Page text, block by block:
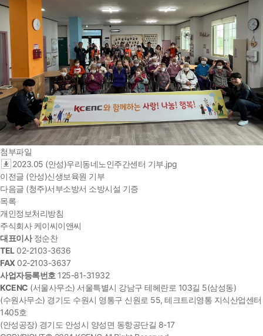
첨부파일
2023.05 (안성)우리동네노인주간센터 기부.jpg
이전글 (안성)신생보육원 기부
다음글 (청주)서부소방서 소방시설 기증
목록
개인정보처리방침
주식회사 케이씨이앤씨
대표이사정순찬
TEL02-2103-3636
FAX 02-2103-3637
사업자등록번호 125-81-31932
KCENC (서울사무소) 서울특별시 강남구 테헤란로 103길 5(삼성동)
(수원사무소) 경기도 수원시 영통구 신원로 55, 테크트리영통 지식산업센터
1405호
(안성공장) 경기도 안성시 양성면 동항공단길 8-17